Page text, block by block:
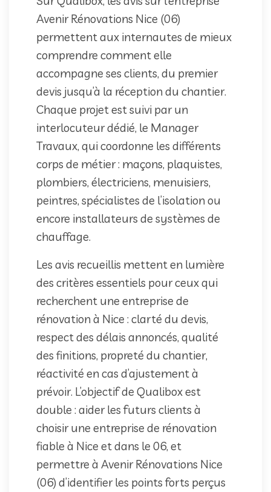
Avenir Rénovations Nice (06)
permettent aux internautes de mieux
comprendre comment elle
accompagne ses clients, du premier
devis jusqu’à la réception du chantier.
Chaque projet est suivi par un
interlocuteur dédié, le Manager
Travaux, qui coordonne les différents
corps de métier : maçons, plaquistes,
plombiers, électriciens, menuisiers,
peintres, spécialistes de l’isolation ou
encore installateurs de systèmes de
chauffage.
Les avis recueillis mettent en lumière
des critères essentiels pour ceux qui
recherchent une entreprise de
rénovation à Nice : clarté du devis,
respect des délais annoncés, qualité
des finitions, propreté du chantier,
réactivité en cas d’ajustement à
prévoir. L’objectif de Qualibox est
double : aider les futurs clients à
choisir une entreprise de rénovation
fiable à Nice et dans le 06, et
permettre à Avenir Rénovations Nice
(06) d’identifier les points forts perçus